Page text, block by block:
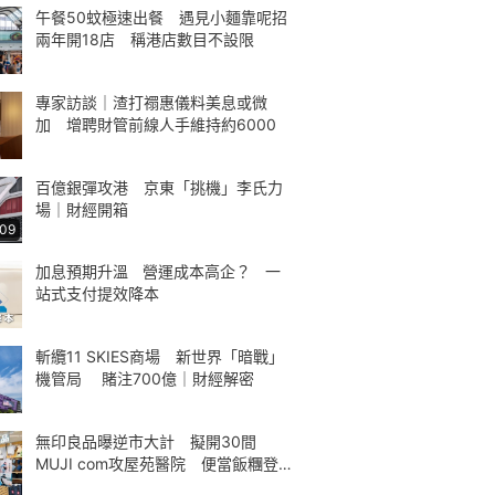
午餐50蚊極速出餐 遇見小麵靠呢招
兩年開18店 稱港店數目不設限
專家訪談｜渣打禤惠儀料美息或微
加 增聘財管前線人手維持約6000
百億銀彈攻港 京東「挑機」李氏力
場｜財經開箱
加息預期升溫ㅤ營運成本高企？ㅤ一
站式支付提效降本
斬纜11 SKIES商場 新世界「暗戰」
機管局 賭注700億｜財經解密
無印良品曝逆市大計 擬開30間
MUJI com攻屋苑醫院 便當飯糰登